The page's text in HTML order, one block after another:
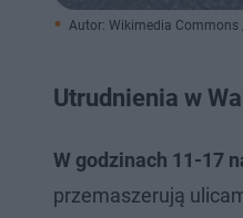
Autor: Wikimedia
Utrudnienia w
W godzinach 11-17
przemaszerują